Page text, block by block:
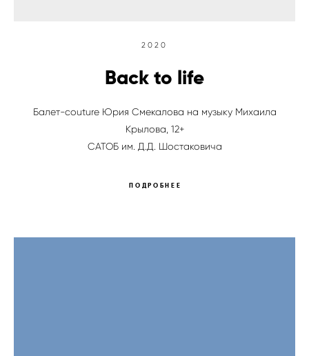
2020
Back to life
Балет-couture Юрия Смекалова на музыку Михаила
Крылова, 12+
САТОБ им. Д.Д. Шостаковича
ПОДРОБНЕЕ